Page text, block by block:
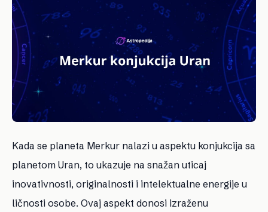
Kada se planeta Merkur nalazi u aspektu konjukcija sa
planetom Uran, to ukazuje na snažan uticaj
inovativnosti, originalnosti i intelektualne energije u
ličnosti osobe. Ovaj aspekt donosi izraženu